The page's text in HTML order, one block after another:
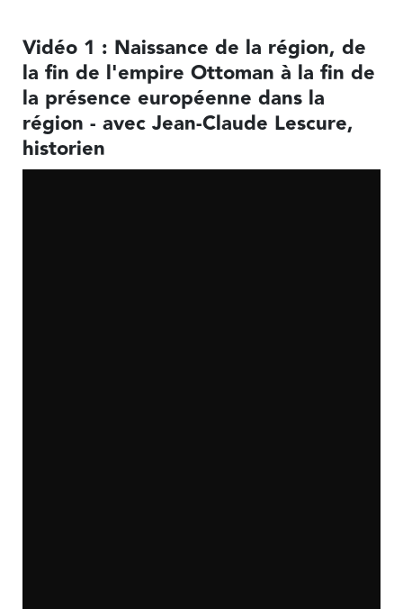
Vidéo 1 : Naissance de la région, de
la fin de l'empire Ottoman à la fin de
la présence européenne dans la
région - avec Jean-Claude Lescure,
historien